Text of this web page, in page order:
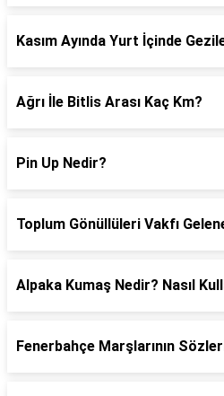
Kasım Ayında Yurt İçinde
Ağrı İle Bitlis Arası Kaç Km?
Pin Up Nedir?
Toplum Gönüllüleri Vakfı
Alpaka Kumaş Nedir? Nasıl
Fenerbahçe Marşlarının